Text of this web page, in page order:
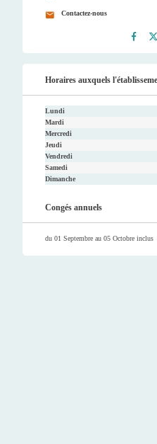
Contactez-nous
ook
er
Horaires auxquels
Lundi
Mardi
Mercredi
Jeudi
Vendredi
Samedi
Dimanche
Congés annuels
du 01 Septembre au 05 Octobre inclus